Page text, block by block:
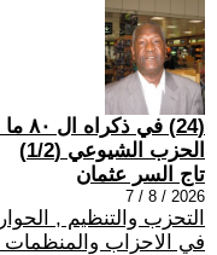
(24)
الحزب الشيوعي (1/2)
تاج السر عثمان
2026 / 8 / 7
التحزب والتنظيم ,
في الاحزاب والمنظمات